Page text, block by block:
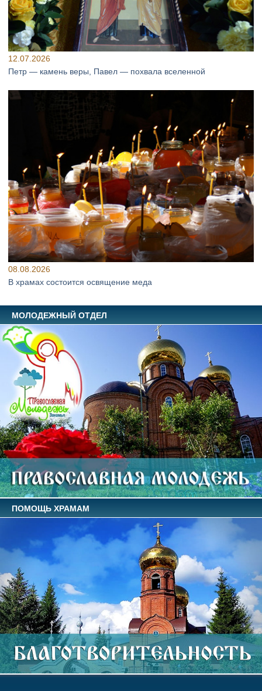
12.07.2026
Петр — камень веры, Павел — похвала вселенной
08.08.2026
В храмах состоится освящение меда
МОЛОДЕЖНЫЙ ОТДЕЛ
ПОМОЩЬ ХРАМАМ